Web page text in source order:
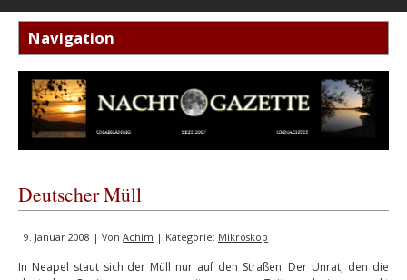
Deutscher Müll
9. Januar 2008 | Von Achim | Kategorie: Mikroskop
In Neapel staut sich der Müll nur auf den Straßen. Der Unrat, den die